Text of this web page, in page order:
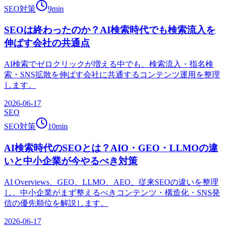
SEO対策 9min
SEOは終わったのか？AI検索時代でも検索流入を
伸ばす会社の共通点
AI検索でゼロクリックが増える中でも、検索流入・指名検
索・SNS拡散を伸ばす会社に共通するコンテンツ運用を整理
します。
2026-06-17
SEO
SEO対策
10min
AI検索時代のSEOとは？AIO・GEO・LLMOの違
いと中小企業が今やるべき対策
AI Overviews、GEO、LLMO、AEO、従来SEOの違いを整理
し、中小企業がまず整えるべきコンテンツ・構造化・SNS発
信の優先順位を解説します。
2026-06-17